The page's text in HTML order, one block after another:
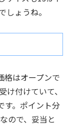
しょうね。
格はオープンで
付けていて、
す。ポイント分
ので、妥当と